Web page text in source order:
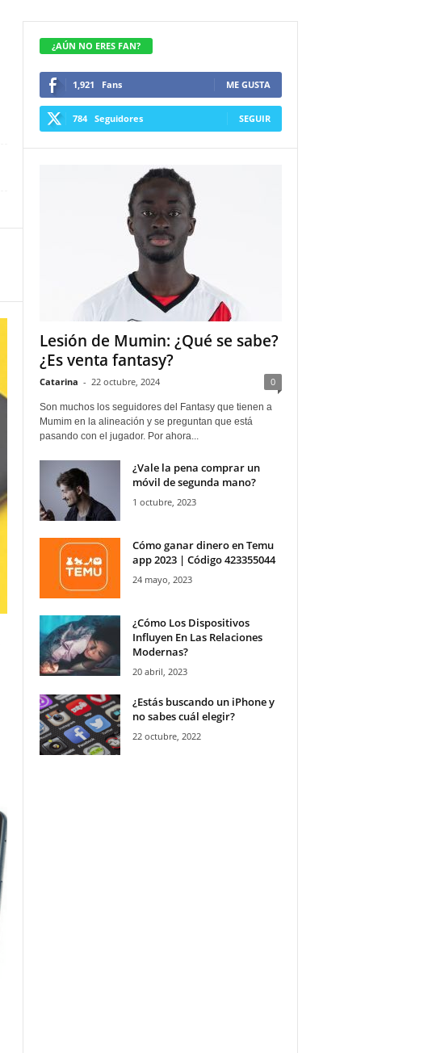
¿AÚN NO ERES FAN?
1,921 Fans ME GUSTA
784 Seguidores SEGUIR
Lesión de Mumin: ¿Qué se sabe?
¿Es venta fantasy?
Catarina - 22 octubre, 2024 0
Son muchos los seguidores del Fantasy que tienen a
Mumim en la alineación y se preguntan que está
pasando con el jugador. Por ahora...
¿Vale la pena comprar un
móvil de segunda mano?
1 octubre, 2023
Cómo ganar dinero en Temu
app 2023 | Código 423355044
24 mayo, 2023
¿Cómo Los Dispositivos
Influyen En Las Relaciones
Modernas?
20 abril, 2023
¿Estás buscando un iPhone y
no sabes cuál elegir?
22 octubre, 2022